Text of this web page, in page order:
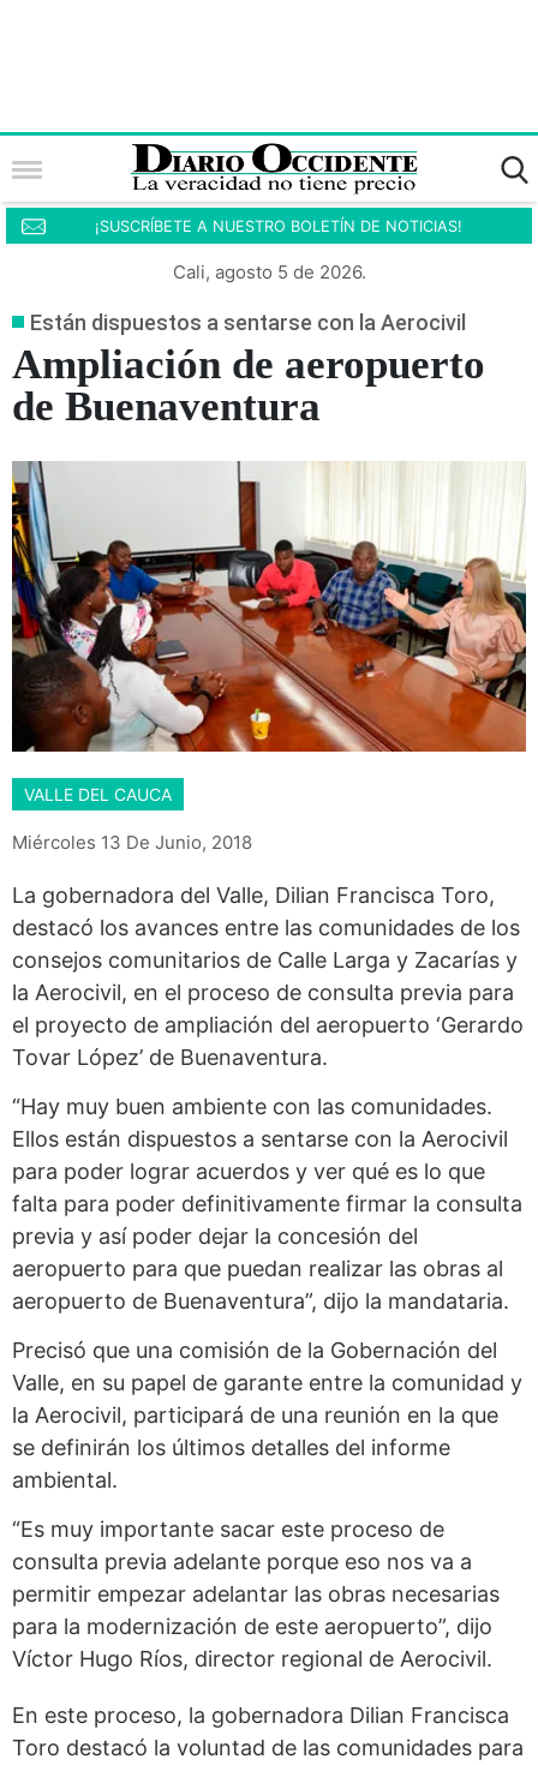
¡SUSCRÍBETE A NUESTRO BOLETÍN DE NOTICIAS!
Cali, agosto 5 de 2026.
Están dispuestos a sentarse con la Aerocivil
Ampliación de aeropuerto
de Buenaventura
VALLE DEL CAUCA
Miércoles 13 De Junio, 2018
La gobernadora del Valle, Dilian Francisca Toro,
destacó los avances entre las comunidades de los
consejos comunitarios de Calle Larga y Zacarías y
la Aerocivil, en el proceso de consulta previa para
el proyecto de ampliación del aeropuerto ‘Gerardo
Tovar López’ de Buenaventura.
“Hay muy buen ambiente con las comunidades.
Ellos están dispuestos a sentarse con la Aerocivil
para poder lograr acuerdos y ver qué es lo que
falta para poder definitivamente firmar la consulta
previa y así poder dejar la concesión del
aeropuerto para que puedan realizar las obras al
aeropuerto de Buenaventura”, dijo la mandataria.
Precisó que una comisión de la Gobernación del
Valle, en su papel de garante entre la comunidad y
la Aerocivil, participará de una reunión en la que
se definirán los últimos detalles del informe
ambiental.
“Es muy importante sacar este proceso de
consulta previa adelante porque eso nos va a
permitir empezar adelantar las obras necesarias
para la modernización de este aeropuerto”, dijo
Víctor Hugo Ríos, director regional de Aerocivil.
En este proceso, la gobernadora Dilian Francisca
Toro destacó la voluntad de las comunidades para